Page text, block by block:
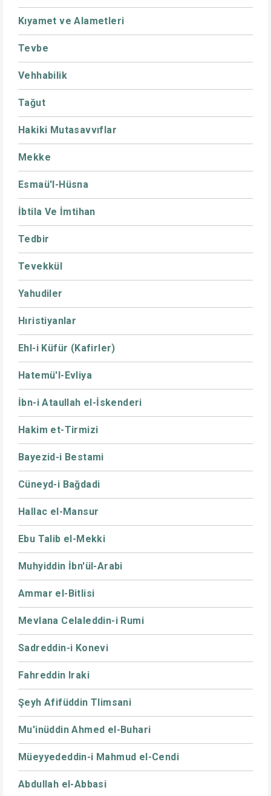
Kıyamet ve Alametleri
Tevbe
Vehhabilik
Tağut
Hakiki Mutasavvıflar
Mekke
Esmaü'l-Hüsna
İbtila Ve İmtihan
Tedbir
Tevekkül
Yahudiler
Hıristiyanlar
Ehl-i Küfür (Kafirler)
Hatemü'l-Evliya
İbn-i Ataullah el-İskenderi
Hakim et-Tirmizi
Bayezid-i Bestami
Cüneyd-i Bağdadi
Hallac el-Mansur
Ebu Talib el-Mekki
Muhyiddin İbn'ül-Arabi
Ammar el-Bitlisi
Mevlana Celaleddin-i Rumi
Sadreddin-i Konevi
Fahreddin Iraki
Şeyh Afifüddin Tlimsani
Mu'inüddin Ahmed el-Buhari
Müeyyededdin-i Mahmud el-Cendi
Abdullah el-Abbasi